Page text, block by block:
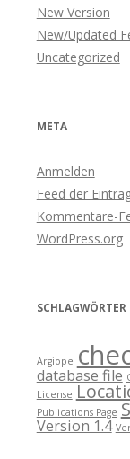
New Version
New/Updated
Uncategorized
META
Anmelden
Feed der
Kommentare-
WordPress.org
SCHLAGWÖRTER
Argiope
database file
License
Publications Page
Version 1.4